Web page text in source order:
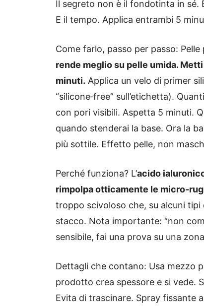
Il segreto non è il fondotinta in sé.
E il tempo. Applica entrambi 5
Come farlo, passo per passo: Pelle
rende meglio su pelle umida.
minuti. Applica un velo di primer
“silicone‑free” sull’etichetta).
con pori visibili. Aspetta 5 minuti.
quando stenderai la base. Ora la
più sottile. Effetto pelle, non
Perché funziona? L’acido
rimpolpa otticamente le
troppo scivoloso che, su alcuni tipi
stacco. Nota importante: “non
sensibile, fai una prova su una
Dettagli che contano: Usa mezzo
prodotto crea spessore e si vede.
Evita di trascinare. Spray fissante